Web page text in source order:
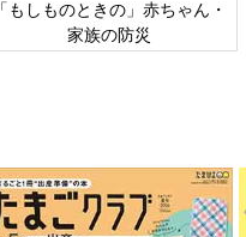
「もしものときの」赤ちゃん・
家族の防災